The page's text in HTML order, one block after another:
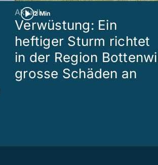
2 Min
Aktuell
Verwüstung: Ein
heftiger Sturm richtet
in der Region
grosse Schäden an